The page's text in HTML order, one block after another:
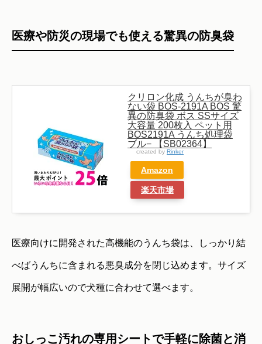
医療や防災の現場でも使える驚異の防臭袋
クリロン化成 うんちが臭わ
ない袋 BOS-2191A BOS 驚
異の防臭袋 ボス SSサイズ
大容量 200枚入 ペット用
BOS2191A うんち処理袋
ブル− 【SB02364】
created by Rinker
Amazon
楽天市場
医療向けに開発された高機能のうんち袋は、しっかり結
べばうんちに含まれる悪臭成分を閉じ込めます。サイズ
展開が幅広いので犬種に合わせて選べます。
おしっこ汚れの専用シートで手軽に除菌と消